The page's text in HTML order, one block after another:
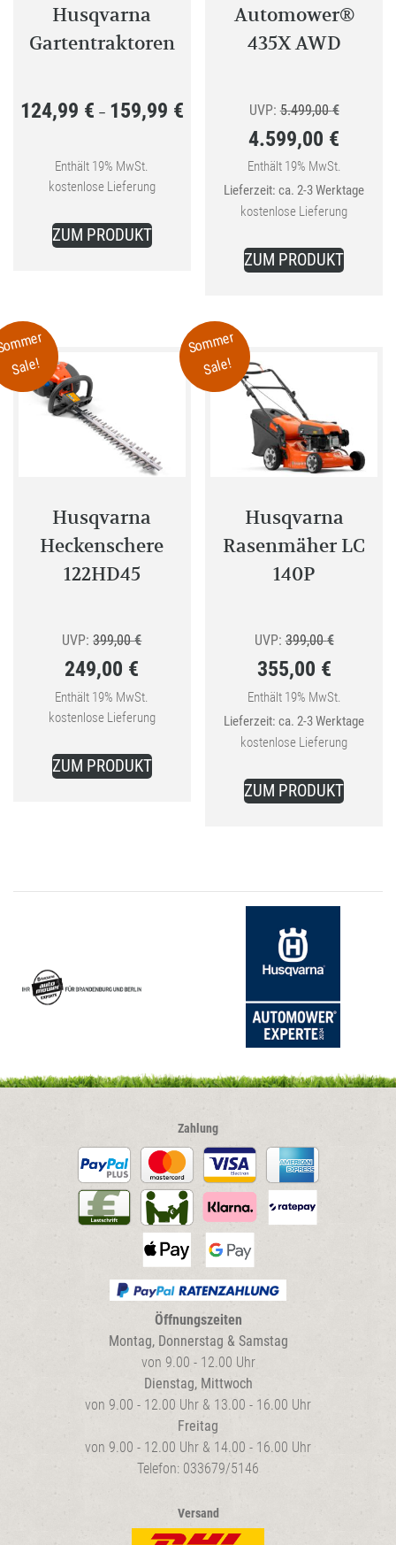
Husqvarna
Gartentraktoren
124,99 € – 159,99 €Preisspanne:
159,99 €
Enthält 19% MwSt.
kostenlose Lieferung
ZUM PRODUKTProdukt
Varianten
Optionen
der
werden
Automower®
435X AWD
UVP: 5.499,00€
Preis
war:
5.499,00
4.599,00 €
Aktueller
Preis
4.599,00 €.
Enthält 19% MwSt.
Lieferzeit: ca. 2-3 Werktage
kostenlose Lieferung
ZUM PRODUKT
Sale!
Husqvarna
Heckenschere
122HD45
UVP: 399,00€Ursprünglicher
war:
399,00 €
249,00 €
Aktueller
Preis
ist:
249,00 €.
Enthält 19% MwSt.
kostenlose Lieferung
ZUM PRODUKT
Sommer
Sale!
Husqvarna
Rasenmäher LC
140P
UVP: 399,00€
war:
399,00 €
355,00 €
Aktueller
Preis
355,00 €.
Enthält 19% MwSt.
Lieferzeit: ca. 2-3 Werktage
kostenlose Lieferung
ZUM PRODUKT
Zahlung
Öffnungszeiten
Montag, Donnerstag & Samstag
von 9.00 - 12.00 Uhr
Dienstag, Mittwoch
von 9.00 - 12.00 Uhr & 13.00 - 16.00 Uhr
Freitag
von 9.00 - 12.00 Uhr & 14.00 - 16.00 Uhr
Telefon: 033679/5146
Versand